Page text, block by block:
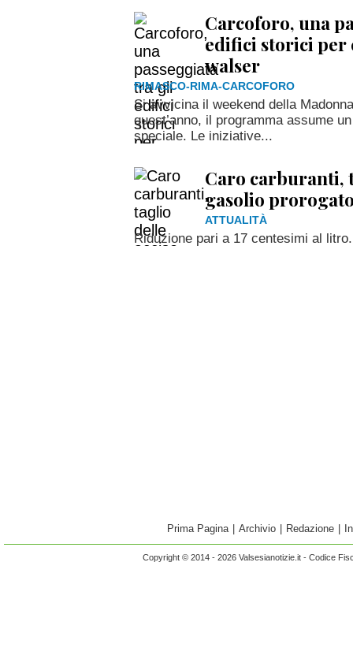
Carcoforo, una
edifici storici per
walser
RIMASCO-RIMA-CARCOFORO
Si avvicina il weekend della
quest’anno, il programma assume
speciale. Le iniziative...
Caro carburanti,
gasolio
ATTUALITÀ
Riduzione pari a 17 centesimi al litro.
Prima Pagina Archivio Redazione
Copyright © 2014 - 2026 Valsesianotizie.it - Codice